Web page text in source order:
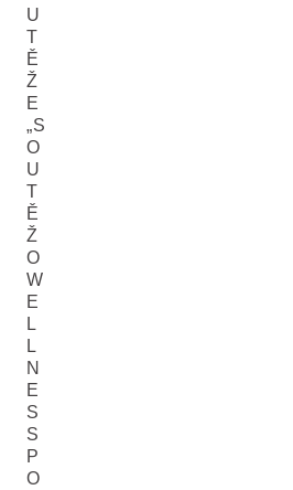
U
T
Ě
Ž
E
„S
O
U
T
Ě
Ž
O
W
E
L
L
N
E
S
S
P
O